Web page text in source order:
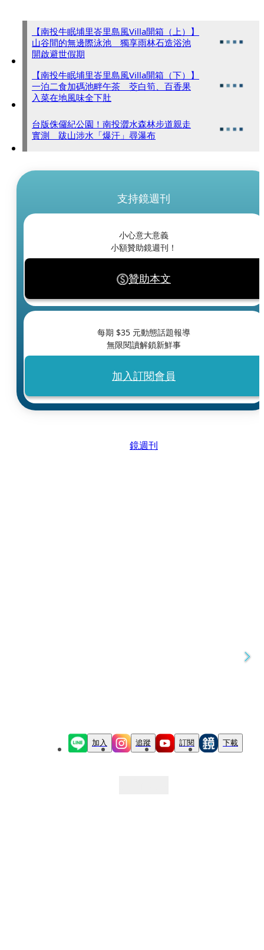
【南投牛眠埔里峇里島風Villa開箱（上）】
山谷間的無邊際泳池 獨享雨林石造浴池
開啟避世假期
【南投牛眠埔里峇里島風Villa開箱（下）】
一泊二食加碼池畔午茶 茭白筍、百香果
入菜在地風味全下肚
台版侏儸紀公園！南投澀水森林步道親走
實測 跋山涉水「爆汗」尋瀑布
支持鏡週刊
小心意大意義
小額贊助鏡週刊！
贊助本文
每期 $35 元動態話題報導
無限閱讀解鎖新鮮事
加入訂閱會員
鏡週刊
加入 追蹤 訂閱 下載